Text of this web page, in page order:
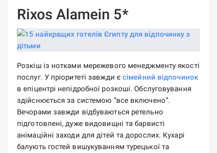
Rixos Alamein 5*
Розкіш із нотками мережевого менеджменту якості
послуг. У пріоритеті завжди єсімейний відпочинок
в епіцентрі непідробної розкоші. Обслуговування
здійснюється за системою “все включено”.
Вечорами завжди відбуваються ретельно
підготовлені, дуже видовищні та барвисті
анімаційні заходи для дітей та дорослих. Кухарі
балують гостей вишукуванням турецької та